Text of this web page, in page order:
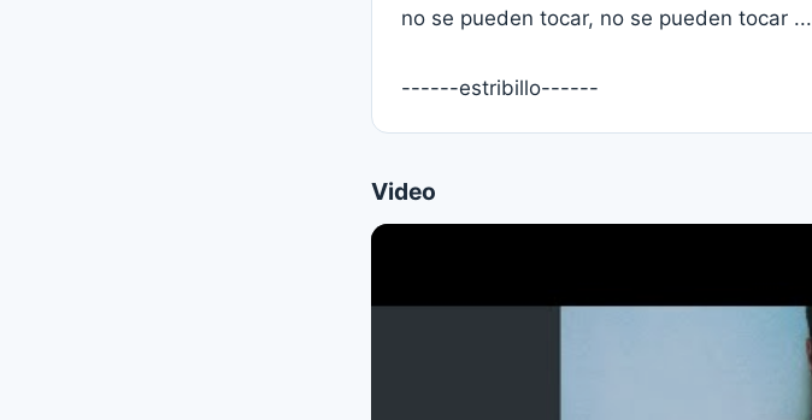
no se pueden tocar, no se pueden tocar ...
------estribillo------
Video